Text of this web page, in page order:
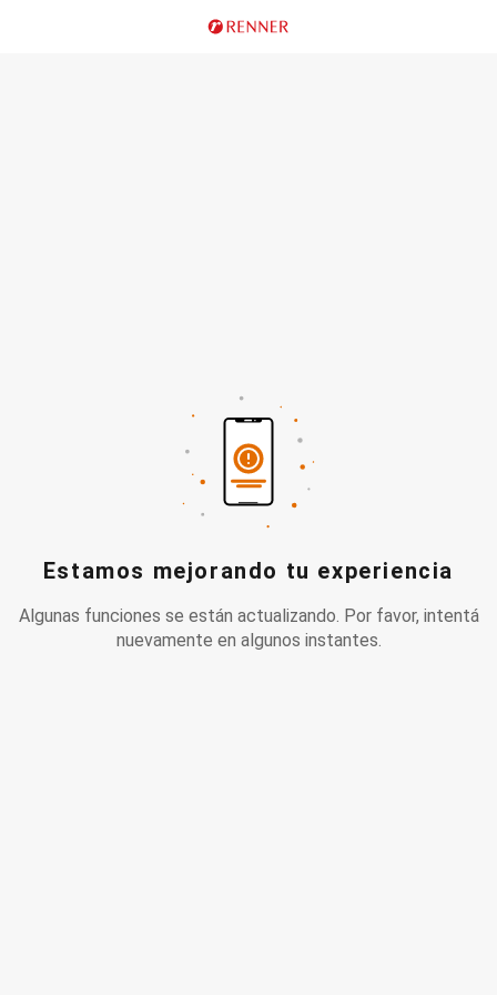
Estamos mejorando tu experiencia
Algunas funciones se están actualizando. Por favor, intentá
nuevamente en algunos instantes.